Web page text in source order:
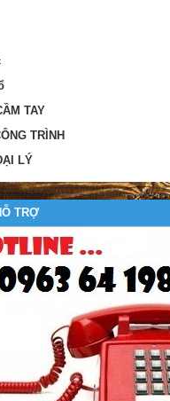
TAY
TRÌNH
LÝ
TRỢ